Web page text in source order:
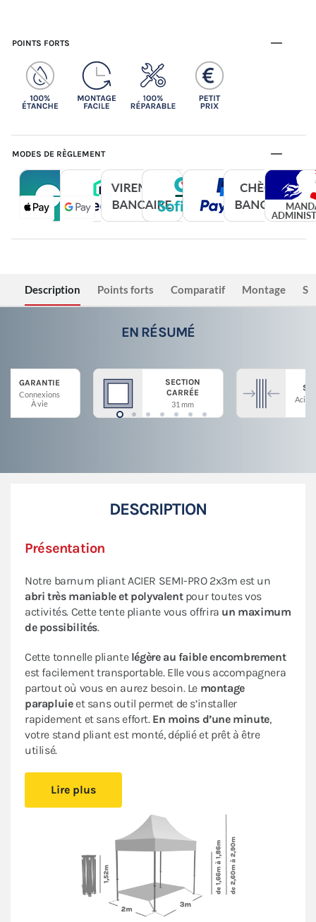
POINTS FORTS
MODES DE RÈGLEMENT
Description Points forts Comparatif Montage
EN RÉSUMÉ
GARANTIE
Connexions
À vie
SECTION
CARRÉE
31 mm
Acier
DESCRIPTION
Présentation
Notre barnum pliant ACIER SEMI-PRO 2x3m est un
abri très maniable et polyvalentpour toutes vos
activités. Cette tente pliante vous offrira un maximum
de possibilités.
Cette tonnelle pliante légère au faible encombrement
est facilement transportable. Elle vous accompagnera
partout où vous en aurez besoin. Le montage
parapluieet sans outil permet de s’installer
rapidement et sans effort. En moins d’une minute,
votre stand pliant est monté, déplié et prêt à être
utilisé.
320gr/m² est renforcée au niveau des angles. Elle est
complètement étanche
. L’armature en acier dotée
d’une peinture antirouille garantit sa durabilité pour
utilisation occasionnelle à régulière
Ce stand pliant est polyvalent à un tarif très
abordable pour les particuliers et les professionnels
, composé de 2 murs avec fenêtre, 1
Lire plus